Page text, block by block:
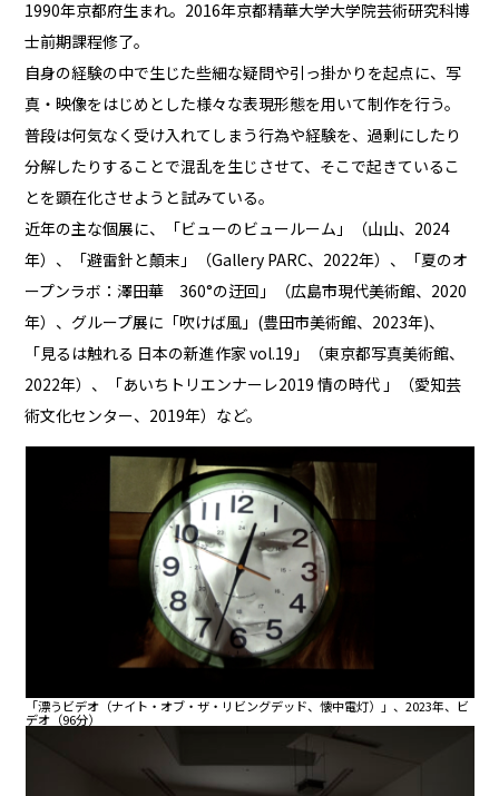
1990年京都府生まれ。2016年京都精華大学大学院芸術研究科博
士前期課程修了。
自身の経験の中で生じた些細な疑問や引っ掛かりを起点に、写
真・映像をはじめとした様々な表現形態を用いて制作を行う。
普段は何気なく受け入れてしまう行為や経験を、過剰にしたり
分解したりすることで混乱を生じさせて、そこで起きているこ
とを顕在化させようと試みている。
近年の主な個展に、「ビューのビュールーム」（山山、2024
年）、「避雷針と顛末」（Gallery PARC、2022年）、「夏のオ
ープンラボ：澤田華 360°の迂回」（広島市現代美術館、2020
年）、グループ展に「吹けば風」(豊田市美術館、2023年)、
「見るは触れる 日本の新進作家 vol.19」（東京都写真美術館、
2022年）、「あいちトリエンナーレ2019 情の時代 」（愛知芸
術文化センター、2019年）など。
「漂うビデオ（ナイト・オブ・ザ・リビングデッド、懐中電灯）」、2023年、ビ
デオ（96分）